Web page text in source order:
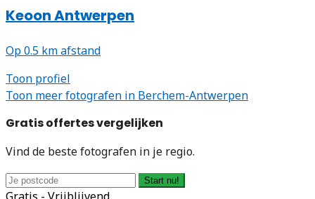
Keoon Antwerpen
Op 0.5 km afstand
Toon profiel
Toon meer fotografen in Berchem-Antwerpen
Gratis offertes vergelijken
Vind de beste fotografen in je regio.
Start nu!